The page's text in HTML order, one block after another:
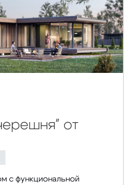
от
с функциональной